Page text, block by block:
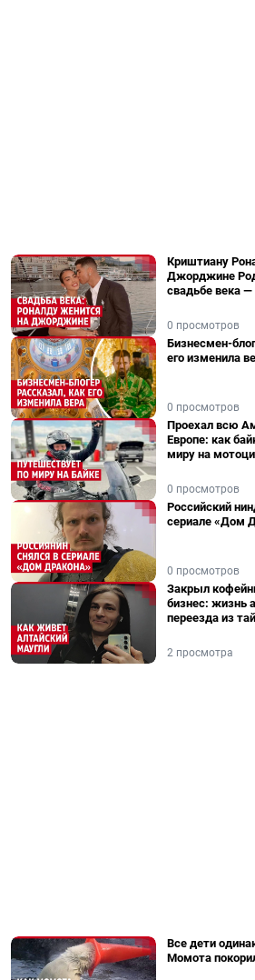
Криштиану
Джорджине
свадьбе века —
0 просмотров
Бизнесмен-
его изменила
0 просмотров
Проехал всю
Европе: как
миру на
0 просмотров
Российский
сериале «Дом
0 просмотров
Закрыл
бизнес: жизнь
переезда из
2 просмотра
Все дети
Момота